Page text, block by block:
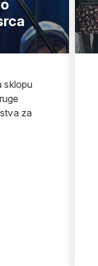
sklopu
za